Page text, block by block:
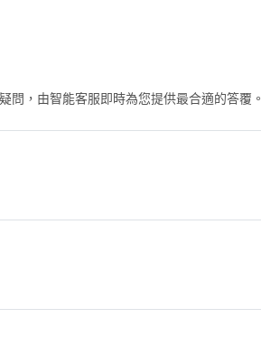
問，由智能客服即時為您提供最合適的答覆。